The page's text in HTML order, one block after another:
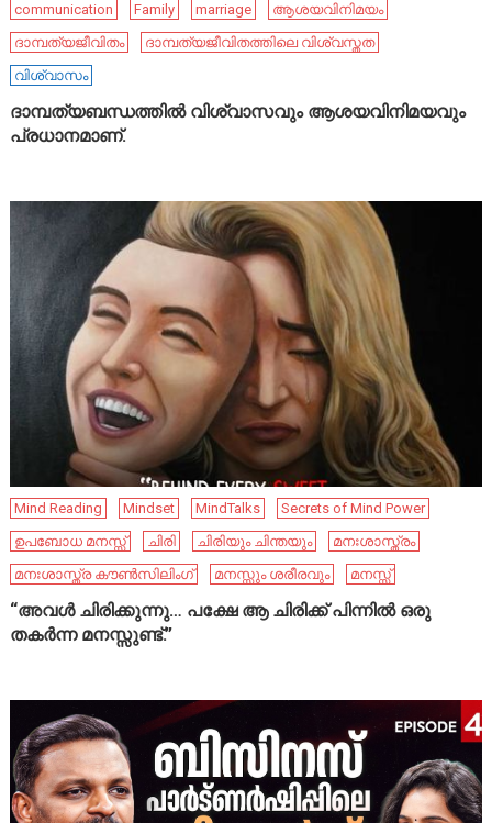
communication Family marriage
ആശയവിനിമയം
ദാമ്പത്യജീവിതം
ദാമ്പത്യജീവിതത്തിലെ വിശ്വസ്തത
വിശ്വാസം
ദാമ്പത്യബന്ധത്തിൽ വിശ്വാസവും ആശയവിനിമയവും
പ്രധാനമാണ്.
Mind Reading Mindset MindTalks
Secrets of Mind Power
ഉപബോധ മനസ്സ്
ചിരി ചിരിയും ചിന്തയും
മനഃശാസ്ത്രം
മനഃശാസ്ത്ര കൗൺസിലിംഗ്
മനസ്സും ശരീരവും മനസ്സ്
“അവൾ ചിരിക്കുന്നു… പക്ഷേ ആ ചിരിക്ക് പിന്നിൽ ഒരു
തകർന്ന മനസ്സുണ്ട്.”